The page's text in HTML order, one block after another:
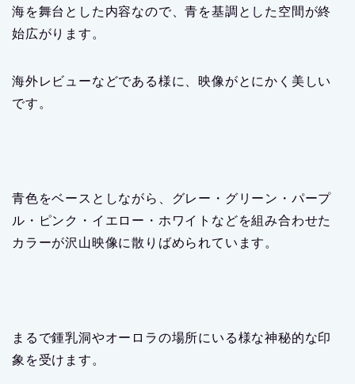
海を舞台とした内容なので、青を基調とした空間が終
始広がります。
海外レビューなどである様に、映像がとにかく美しい
です。
青色をベースとしながら、グレー・グリーン・パープ
ル・ピンク・イエロー・ホワイトなどを組み合わせた
カラーが沢山映像に散りばめられています。
まるで鍾乳洞やオーロラの場所にいる様な神秘的な印
象を受けます。